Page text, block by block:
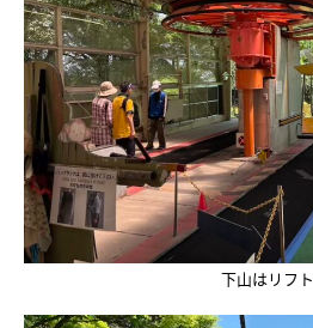
下山はリフト